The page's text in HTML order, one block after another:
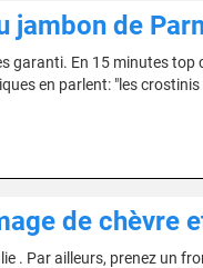
jambon de
garanti. En 15 minutes
en parlent: "les
de chèvre
. Par ailleurs, prenez un